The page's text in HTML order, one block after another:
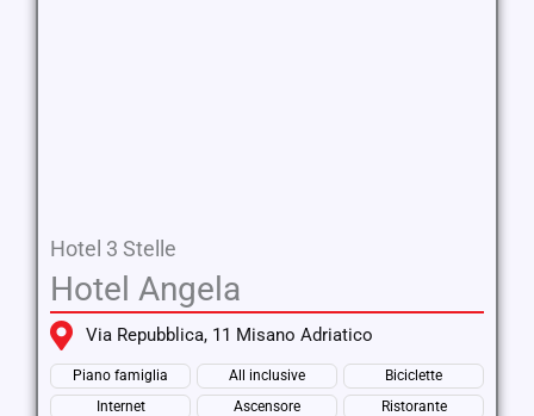
Hotel 3 Stelle
Hotel Angela
Via Repubblica, 11 Misano Adriatico
Piano famiglia All inclusive
Biciclette
Internet
Ascensore
Ristorante